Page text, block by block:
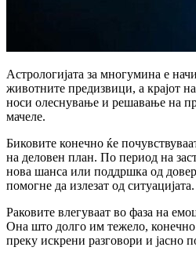
Астрологијата за многумина е
животните предизвици, а крајот
носи олеснување и решавање на
мачеле.
Биковите конечно ќе
на деловен план. По период на
нова шанса или поддршка од
помогне да излезат од ситуацијата.
Раковите влегуваат во фаза на
Она што долго им тежело, конечно
преку искрени разговори и јасно